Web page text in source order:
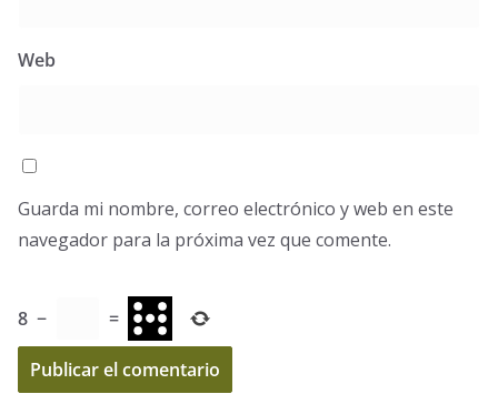
Web
Guarda mi nombre, correo electrónico y web en este
navegador para la próxima vez que comente.
8 − =